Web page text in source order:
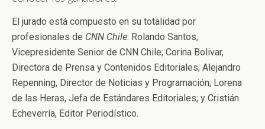
El jurado está compuesto en su totalidad por
profesionales de CNN Chile: Rolando Santos,
Vicepresidente Senior de CNN Chile; Corina Bolivar,
Directora de Prensa y Contenidos Editoriales; Alejandro
Repenning, Director de Noticias y Programación; Lorena
de las Heras, Jefa de Estándares Editoriales; y Cristián
Echeverría, Editor Periodístico.